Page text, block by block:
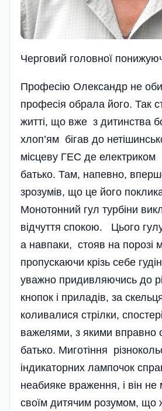
Черговий головної
Професію Олександр не
професія обрала його. Так
житті, що вже з дитинства
хлоп’ям бігав до
місцеву ГЕС де
батько. Там, напевно,
зрозумів, що це його
Монотонний гул турбіни
відчуття спокою. Цього
а навпаки, стояв на порозі
пропускаючи крізь себе
уважно придивляючись до
кнопок і приладів, за
коливалися стрілки,
важелями, з якими вправно
батько. Миготіння
індикаторних лампочок
неабияке враження, і він не
своїм дитячим розумом, що